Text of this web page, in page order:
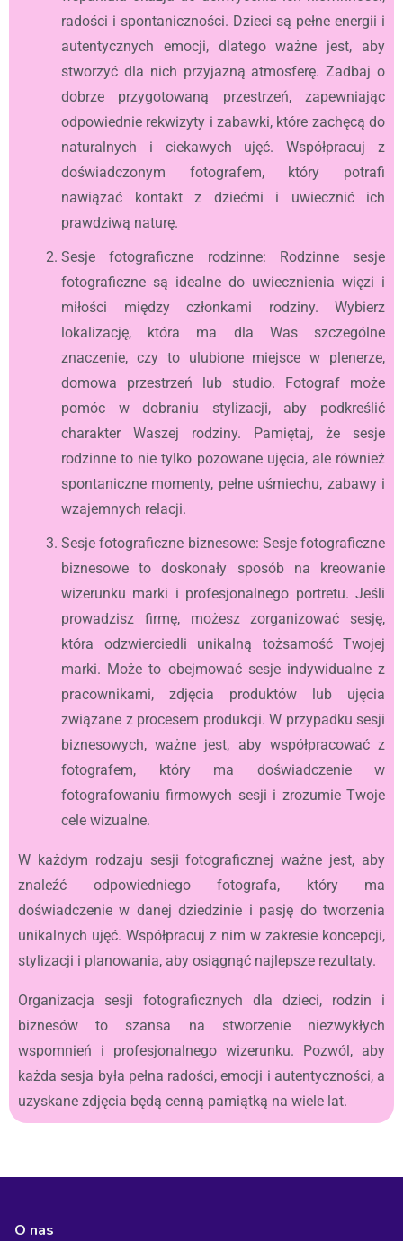
radości i spontaniczności. Dzieci są pełne energii i
autentycznych emocji, dlatego ważne jest, aby
stworzyć dla nich przyjazną atmosferę. Zadbaj o
dobrze przygotowaną przestrzeń, zapewniając
odpowiednie rekwizyty i zabawki, które zachęcą do
naturalnych i ciekawych ujęć. Współpracuj z
doświadczonym fotografem, który potrafi
nawiązać kontakt z dziećmi i uwiecznić ich
prawdziwą naturę.
Sesje fotograficzne rodzinne: Rodzinne sesje
fotograficzne są idealne do uwiecznienia więzi i
miłości między członkami rodziny. Wybierz
lokalizację, która ma dla Was szczególne
znaczenie, czy to ulubione miejsce w plenerze,
domowa przestrzeń lub studio. Fotograf może
pomóc w dobraniu stylizacji, aby podkreślić
charakter Waszej rodziny. Pamiętaj, że sesje
rodzinne to nie tylko pozowane ujęcia, ale również
spontaniczne momenty, pełne uśmiechu, zabawy i
wzajemnych relacji.
Sesje fotograficzne biznesowe: Sesje fotograficzne
biznesowe to doskonały sposób na kreowanie
wizerunku marki i profesjonalnego portretu. Jeśli
prowadzisz firmę, możesz zorganizować sesję,
która odzwierciedli unikalną tożsamość Twojej
marki. Może to obejmować sesje indywidualne z
pracownikami, zdjęcia produktów lub ujęcia
związane z procesem produkcji. W przypadku sesji
biznesowych, ważne jest, aby współpracować z
fotografem, który ma doświadczenie w
fotografowaniu firmowych sesji i zrozumie Twoje
cele wizualne.
W każdym rodzaju sesji fotograficznej ważne jest, aby
znaleźć odpowiedniego fotografa, który ma
doświadczenie w danej dziedzinie i pasję do tworzenia
unikalnych ujęć. Współpracuj z nim w zakresie koncepcji,
stylizacji i planowania, aby osiągnąć najlepsze rezultaty.
Organizacja sesji fotograficznych dla dzieci, rodzin i
biznesów to szansa na stworzenie niezwykłych
wspomnień i profesjonalnego wizerunku. Pozwól, aby
każda sesja była pełna radości, emocji i autentyczności, a
uzyskane zdjęcia będą cenną pamiątką na wiele lat.
O nas